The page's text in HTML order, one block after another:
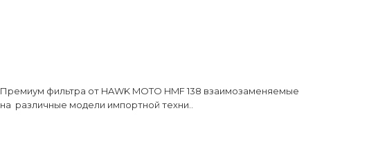
Премиум фильтра от HAWK MOTO HMF 138 взаимозаменяемые
на различные модели импортной техни..